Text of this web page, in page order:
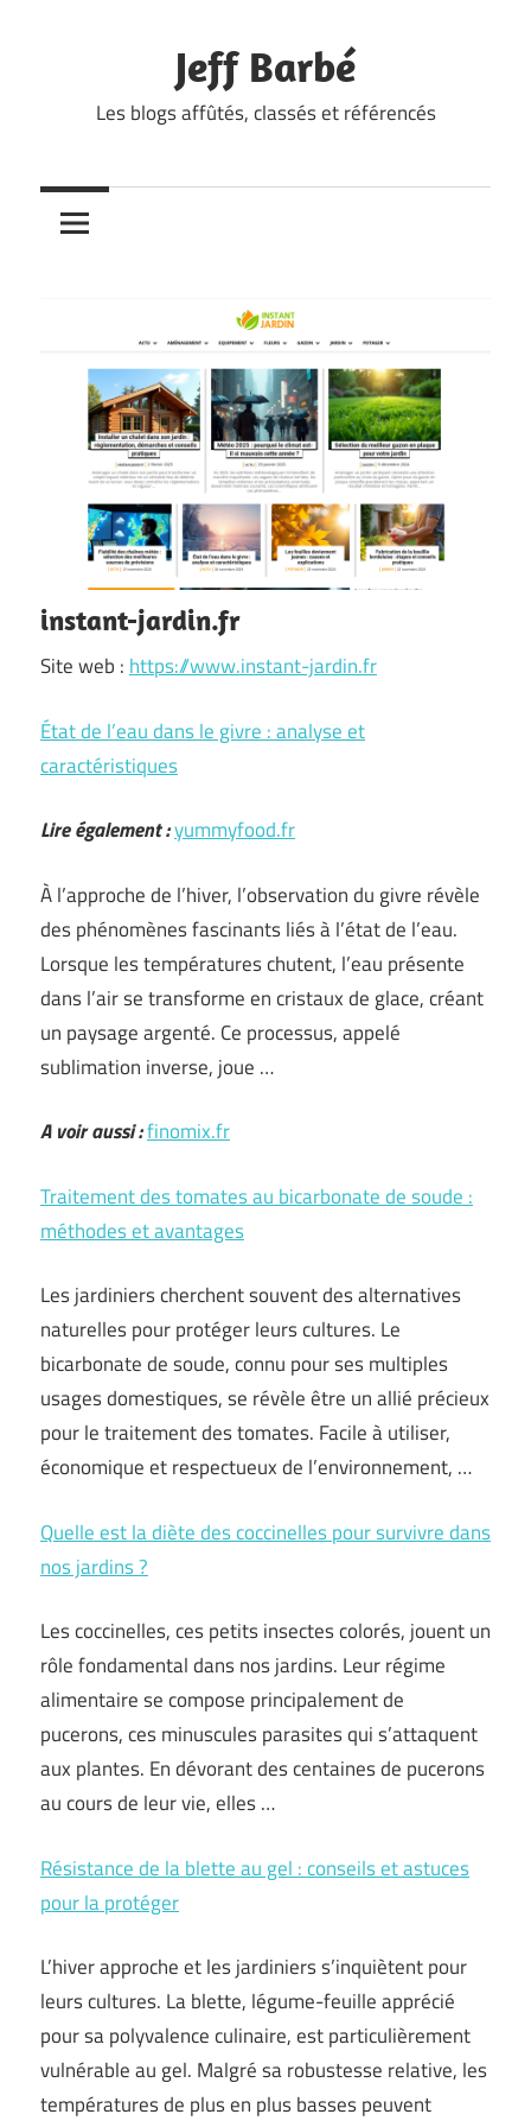
Jeff Barbé
Les blogs affûtés, classés et référencés
instant-jardin.fr
Site web : https://www.instant-jardin.fr
État de l’eau dans le givre : analyse et
caractéristiques
Lire également :yummyfood.fr
À l’approche de l’hiver, l’observation du givre révèle
des phénomènes fascinants liés à l’état de l’eau.
Lorsque les températures chutent, l’eau présente
dans l’air se transforme en cristaux de glace, créant
un paysage argenté. Ce processus, appelé
sublimation inverse, joue …
A voir aussi :finomix.fr
Traitement des tomates au bicarbonate de soude :
méthodes et avantages
Les jardiniers cherchent souvent des alternatives
naturelles pour protéger leurs cultures. Le
bicarbonate de soude, connu pour ses multiples
usages domestiques, se révèle être un allié précieux
pour le traitement des tomates. Facile à utiliser,
économique et respectueux de l’environnement, …
Quelle est la diète des coccinelles pour survivre dans
nos jardins ?
Les coccinelles, ces petits insectes colorés, jouent un
rôle fondamental dans nos jardins. Leur régime
alimentaire se compose principalement de
pucerons, ces minuscules parasites qui s’attaquent
aux plantes. En dévorant des centaines de pucerons
au cours de leur vie, elles …
Résistance de la blette au gel : conseils et astuces
pour la protéger
L’hiver approche et les jardiniers s’inquiètent pour
leurs cultures. La blette, légume-feuille apprécié
pour sa polyvalence culinaire, est particulièrement
vulnérable au gel. Malgré sa robustesse relative, les
températures de plus en plus basses peuvent